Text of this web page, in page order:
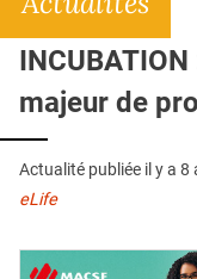
CONTACT
majeur de
Actualité publiée il y a 8
eLife